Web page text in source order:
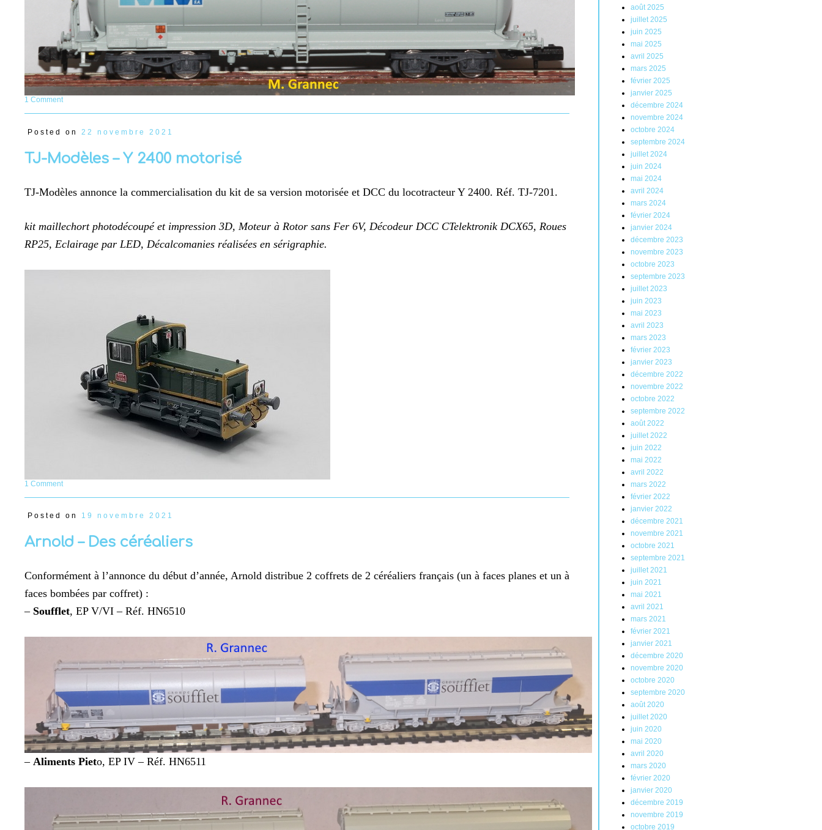
1 Comment
Posted on 22 novembre 2021
TJ-Modèles – Y 2400 motorisé
TJ-Modèles annonce la commercialisation du kit de sa version motorisée et DCC du locotracteur Y 2400. Réf. TJ-7201.
kit maillechort photodécoupé et impression 3D, Moteur à Rotor sans Fer 6V, Décodeur DCC CTelektronik DCX65, Roues
RP25, Eclairage par LED, Décalcomanies réalisées en sérigraphie.
1 Comment
Posted on 19 novembre 2021
Arnold – Des céréaliers
Conformément à l’annonce du début d’année, Arnold distribue 2 coffrets de 2 céréaliers français (un à faces planes et un à
faces bombées par coffret) :
– Soufflet, EP V/VI – Réf. HN6510
– Aliments Pieto, EP IV – Réf. HN6511
août 2025
juillet 2025
juin 2025
mai 2025
avril 2025
mars 2025
février 2025
janvier 2025
décembre 2024
novembre 2024
octobre 2024
septembre 2024
juillet 2024
juin 2024
mai 2024
avril 2024
mars 2024
février 2024
janvier 2024
décembre 2023
novembre 2023
octobre 2023
septembre 2023
juillet 2023
juin 2023
mai 2023
avril 2023
mars 2023
février 2023
janvier 2023
décembre 2022
novembre 2022
octobre 2022
septembre 2022
août 2022
juillet 2022
juin 2022
mai 2022
avril 2022
mars 2022
février 2022
janvier 2022
décembre 2021
novembre 2021
octobre 2021
septembre 2021
juillet 2021
juin 2021
mai 2021
avril 2021
mars 2021
février 2021
janvier 2021
décembre 2020
novembre 2020
octobre 2020
septembre 2020
août 2020
juillet 2020
juin 2020
mai 2020
avril 2020
mars 2020
février 2020
janvier 2020
décembre 2019
novembre 2019
octobre 2019